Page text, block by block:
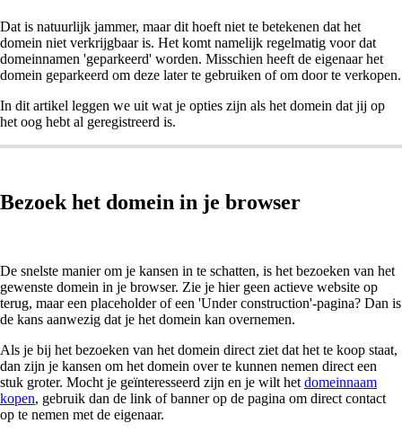
Dat is natuurlijk jammer, maar dit hoeft niet te betekenen dat het
domein niet verkrijgbaar is. Het komt namelijk regelmatig voor dat
domeinnamen 'geparkeerd' worden. Misschien heeft de eigenaar het
domein geparkeerd om deze later te gebruiken of om door te verkopen.
In dit artikel leggen we uit wat je opties zijn als het domein dat jij op
het oog hebt al geregistreerd is.
Bezoek het domein in je browser
De snelste manier om je kansen in te schatten, is het bezoeken van het
gewenste domein in je browser. Zie je hier geen actieve website op
terug, maar een placeholder of een 'Under construction'-pagina? Dan is
de kans aanwezig dat je het domein kan overnemen.
Als je bij het bezoeken van het domein direct ziet dat het te koop staat,
dan zijn je kansen om het domein over te kunnen nemen direct een
stuk groter. Mocht je geïnteresseerd zijn en je wilt het domeinnaam
kopen, gebruik dan de link of banner op de pagina om direct contact
op te nemen met de eigenaar.